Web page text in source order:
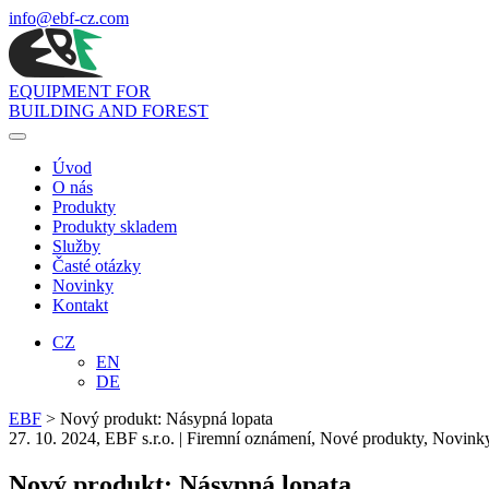
info@ebf-cz.com
EQUIPMENT FOR
BUILDING AND FOREST
Toggle
navigationÚvod
O nás
Produkty
Produkty skladem
Služby
Časté otázky
Novinky
Kontakt
CZ
EN
DE
EBF > Nový produkt: Násypná lopata
27. 10. 2024, EBF s.r.o. | Firemní oznámení, Nové produkty,